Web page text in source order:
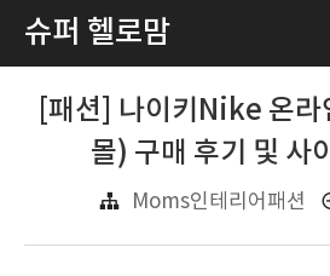
슈퍼 헬로맘
[패션] 나이키Nike 온라
몰) 구매 후기 및 사
Moms인테리어패션